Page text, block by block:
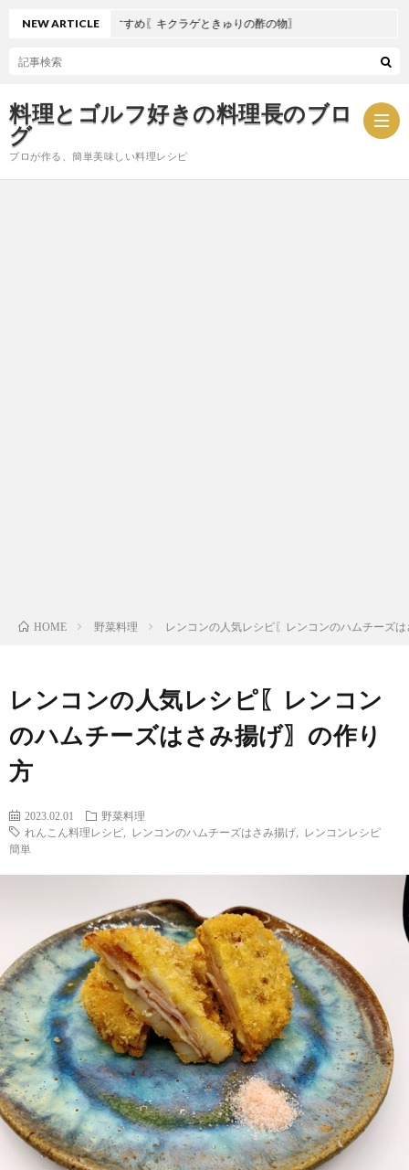
料理とゴルフ好きの料理長のブロ
グ
プロが作る、簡単美味しい料理レシピ
NEW ARTICLE
夏におすすめ〖キクラゲときゅりの酢の物〗
HOME 野菜料理 レンコンの人気レシピ〖レンコンのハムチーズ
レンコンの人気レシピ〖レンコン
のハムチーズはさみ揚げ〗の作り
方
2023.02.01
野菜料理
れんこん料理レシピ
レンコンのハムチーズはさみ揚げ
レンコンレシピ
簡単